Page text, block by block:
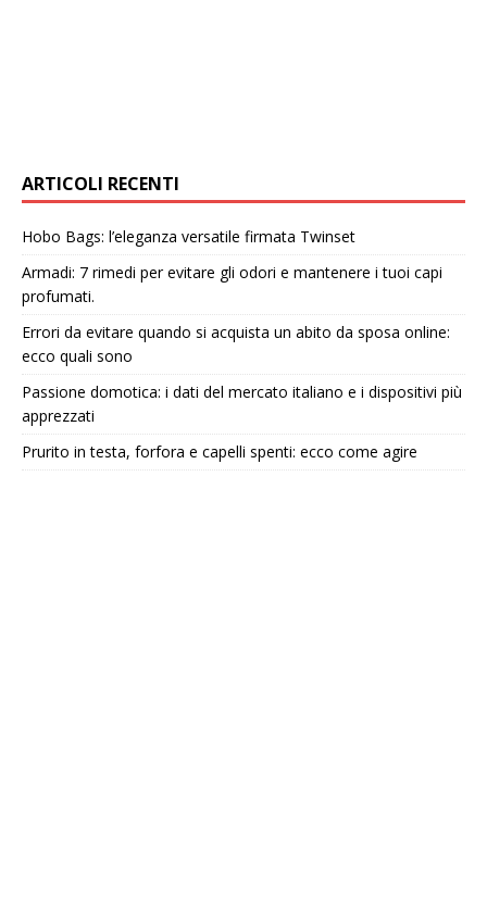
ARTICOLI RECENTI
Hobo Bags: l’eleganza versatile firmata Twinset
Armadi: 7 rimedi per evitare gli odori e mantenere i tuoi capi
profumati.
Errori da evitare quando si acquista un abito da sposa online:
ecco quali sono
Passione domotica: i dati del mercato italiano e i dispositivi più
apprezzati
Prurito in testa, forfora e capelli spenti: ecco come agire